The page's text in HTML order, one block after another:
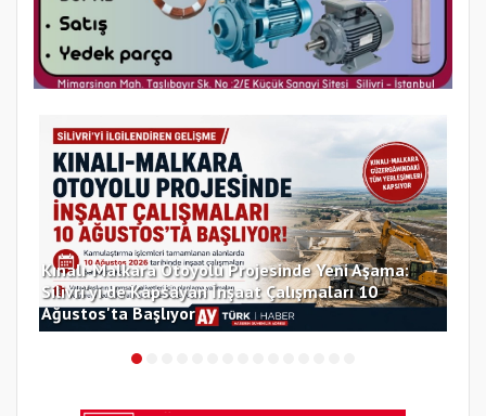
Kınalı-Malkara Otoyolu Projesinde Yeni Aşama:
Silivri'yi de Kapsayan İnşaat Çalışmaları 10
Ağustos'ta Başlıyor